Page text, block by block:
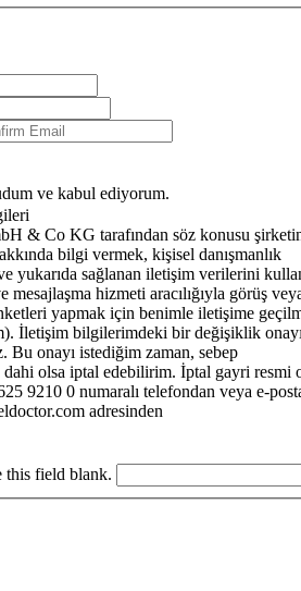
ve kabul ediyorum.
& Co KG tarafından söz konusu
bilgi vermek, kişisel danışmanlık
yukarıda sağlanan iletişim verilerini
mesajlaşma hizmeti aracılığıyla görüş
yapmak için benimle iletişime
İletişim bilgilerimdeki bir değişiklik
Bu onayı istediğim zaman, sebep
dahi olsa iptal edebilirim. İptal gayri resmi
9210 0 numaralı telefondan veya e-
adresinden
this field blank.